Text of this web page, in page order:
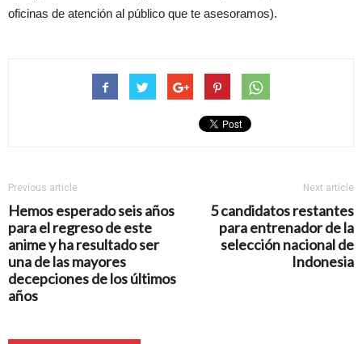
oficinas de atención al público que te asesoramos).
Previous article
Hemos esperado seis años
para el regreso de este
anime y ha resultado ser
una de las mayores
decepciones de los últimos
años
Next article
5 candidatos restantes
para entrenador de la
selección nacional de
Indonesia